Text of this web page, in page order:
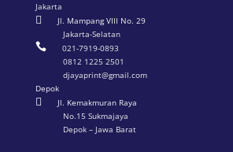
Jakarta

Jl. Mampang VIII No. 29
Jakarta-Selatan

021-7919-0893
0812 1225 2501
djayaprint@gmail.com
Depok

Jl. Kemakmuran Raya
No.15 Sukmajaya
Depok – Jawa Barat